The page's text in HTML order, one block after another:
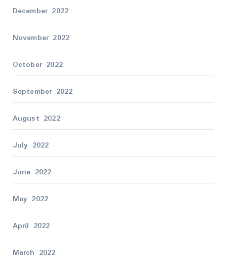
December 2022
November 2022
October 2022
September 2022
August 2022
July 2022
June 2022
May 2022
April 2022
March 2022